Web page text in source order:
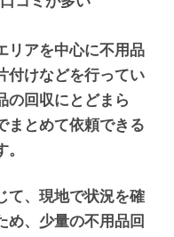
リアを中心に不用品
付けなどを行ってい
の回収にとどまら
まとめて依頼できる
て、現地で状況を確
め、少量の不用品回